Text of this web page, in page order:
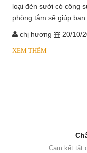
loại đèn sưởi có công
phòng tắm sẽ giúp bạn
chị hương 20/10/
XEM THÊM
Cam kết tất